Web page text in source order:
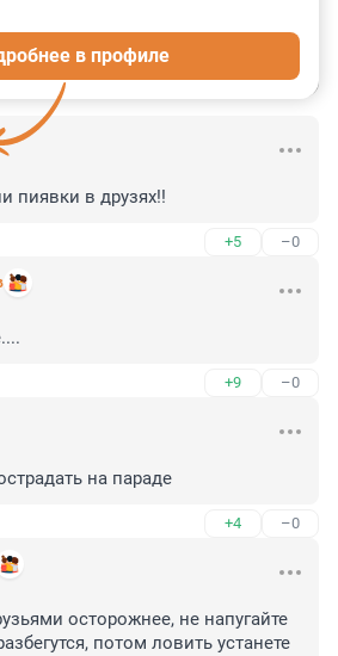
в профиле
пиявки в друзях!!
+5 –0
+9 –0
на параде
+4 –0
осторожнее, не напугайте
потом ловить устанете